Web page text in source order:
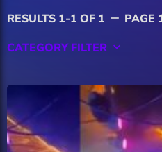
RESULTS 1-1 OF 1 remove PAGE
CATEGORY FILTER keyboard_arrow_down